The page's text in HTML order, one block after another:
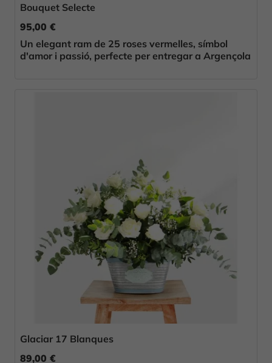
Bouquet Selecte
95,00 €
Un elegant ram de 25 roses vermelles, símbol
d'amor i passió, perfecte per entregar a Argençola
Glaciar 17 Blanques
89,00 €